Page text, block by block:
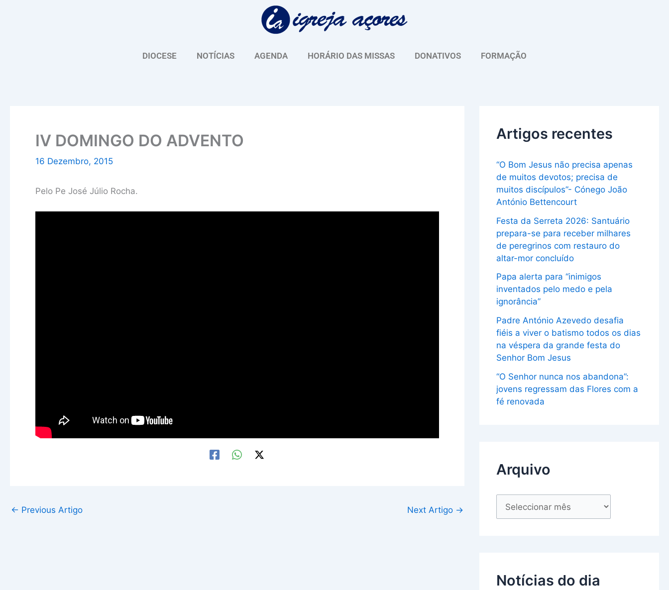
DIOCESE NOTÍCIAS AGENDA HORÁRIO DAS MISSAS DONATIVOS FORMAÇÃO
IV DOMINGO DO ADVENTO
16 Dezembro, 2015
Pelo Pe José Júlio Rocha.
← Previous Artigo Next Artigo →
Artigos recentes
“O Bom Jesus não precisa apenas
de muitos devotos; precisa de
muitos discípulos”- Cónego João
António Bettencourt
Festa da Serreta 2026: Santuário
prepara-se para receber milhares
de peregrinos com restauro do
altar-mor concluído
Papa alerta para “inimigos
inventados pelo medo e pela
ignorância”
Padre António Azevedo desafia
fiéis a viver o batismo todos os dias
na véspera da grande festa do
Senhor Bom Jesus
“O Senhor nunca nos abandona”:
jovens regressam das Flores com a
fé renovada
Arquivo
u
Notícias do dia